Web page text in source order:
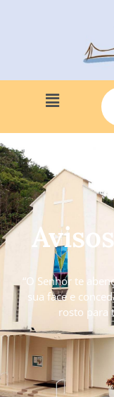
“O Senhor te
sua face e
rosto para